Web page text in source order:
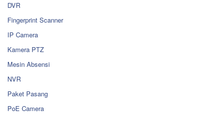
DVR
Fingerprint Scanner
IP Camera
Kamera PTZ
Mesin Absensi
NVR
Paket Pasang
PoE Camera